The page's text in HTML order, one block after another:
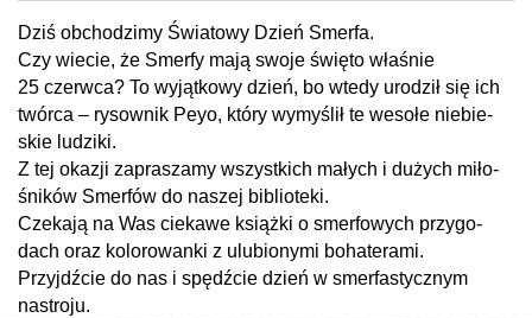
Dziś obcho­dzimy Świa­towy Dzień Smerfa.
Czy wie­cie, że Smerfy mają swoje święto wła­śnie
25 czerwca? To wyjąt­kowy dzień, bo wtedy uro­dził się ich
twórca – rysow­nik Peyo, który wymy­ślił te wesołe nie­bie­
skie ludziki.
Z tej oka­zji zapra­szamy wszyst­kich małych i dużych miło­
śni­ków Smer­fów do naszej biblio­teki.
Cze­kają na Was cie­kawe książki o smer­fo­wych przy­go­
dach oraz kolo­ro­wanki z ulu­bio­nymi boha­te­rami.
Przyjdź­cie do nas i spędź­cie dzień w smer­fa­stycz­nym
nastroju.